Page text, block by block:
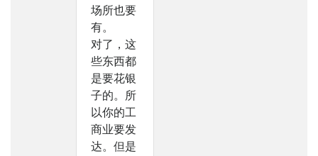
场所也要
有。
对了，这
些东西都
是要花银
子的。所
以你的工
商业要发
达。但是